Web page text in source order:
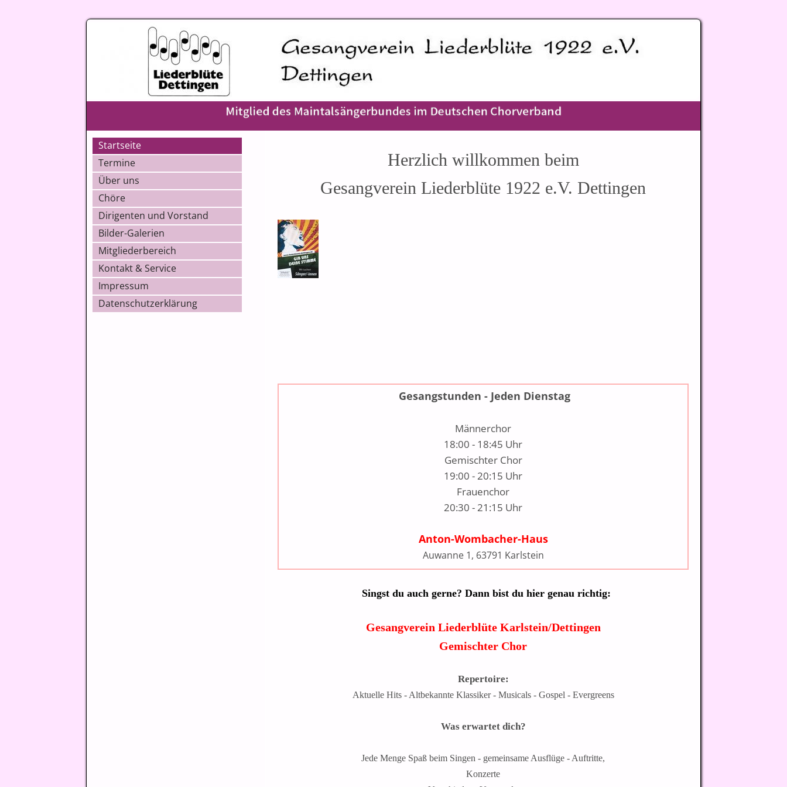
Startseite
Termine
Über uns
Chöre
Dirigenten und Vorstand
Bilder-Galerien
Mitgliederbereich
Kontakt & Service
Impressum
Datenschutzerklärung
Herzlich willkommen beim
Gesangverein Liederblüte 1922 e.V. Dettingen
Gesangstunden - Jeden Dienstag
Männerchor
18:00 - 18:45 Uhr
Gemischter Chor
19:00 - 20:15 Uhr
Frauenchor
20:30 - 21:15 Uhr
Anton-Wombacher-Haus
Auwanne 1, 63791 Karlstein
Singst du auch gerne? Dann bist du hier genau richtig:
Gesangverein Liederblüte Karlstein/Dettingen
Gemischter Chor
Repertoire:
Aktuelle Hits - Altbekannte Klassiker - Musicals - Gospel - Evergreens
Was erwartet dich?
Jede Menge Spaß beim Singen - gemeinsame Ausflüge - Auftritte,
Konzerte